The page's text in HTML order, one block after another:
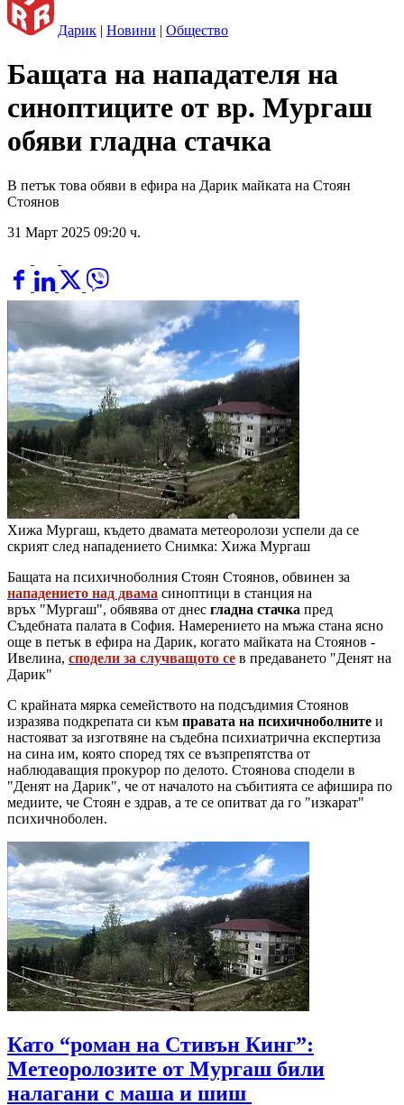
Дарик | Новини | Общество
Бащата на нападателя на
синоптиците от вр. Мургаш
обяви гладна стачка
В петък това обяви в ефира на Дарик майката на Стоян
Стоянов
31 Март 2025 09:20 ч.
Хижа Мургаш, където двамата метеоролози успели да се
скрият след нападението Снимка: Хижа Мургаш
Бащата на психичноболния Стоян Стоянов, обвинен за
нападението над двама синоптици в станция на
връх "Мургаш", обявява от днес гладна стачка пред
Съдебната палата в София. Намерението на мъжа стана ясно
още в петък в ефира на Дарик, когато майката на Стоянов -
Ивелина, сподели за случващото се в предаването "Денят на
Дарик"
С крайната мярка семейството на подсъдимия Стоянов
изразява подкрепата си към правата на психичноболните и
настояват за изготвяне на съдебна психиатрична експертиза
на сина им, която според тях се възпрепятства от
наблюдаващия прокурор по делото. Стоянова сподели в
"Денят на Дарик", че от началото на събитията се афишира по
медиите, че Стоян е здрав, а те се опитват да го "изкарат"
психичноболен.
Като “роман на Стивън Кинг”:
Метеоролозите от Мургаш били
налагани с маша и шиш